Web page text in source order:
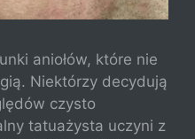
aniołów, które nie
Niektórzy decydują
czysto
tatuażysta uczyni z